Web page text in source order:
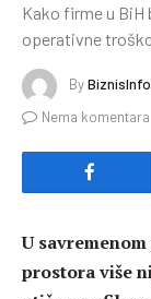
Kako firme u
operativne
ByBiznisInfo
Nema komentara
U
prostora više